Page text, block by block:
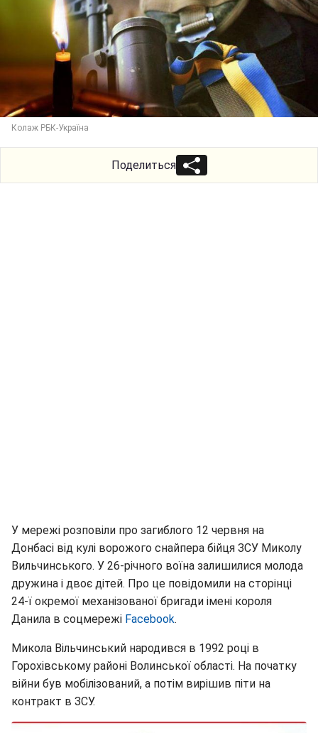
Колаж РБК-Україна
Поделиться
У мережі розповіли про загиблого 12 червня на
Донбасі від кулі ворожого снайпера бійця ЗСУ Миколу
Вильчинського. У 26-річного воїна залишилися молода
дружина і двоє дітей. Про це повідомили на сторінці
24-ї окремої механізованої бригади імені короля
Данила в соцмережі Facebook.
Микола Вільчинський народився в 1992 році в
Горохівському районі Волинської області. На початку
війни був мобілізований, а потім вирішив піти на
контракт в ЗСУ.